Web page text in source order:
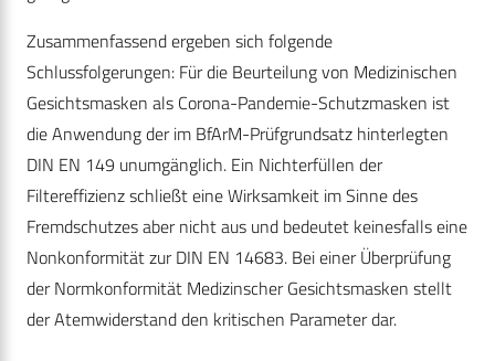
Zusammenfassend ergeben sich folgende
Schlussfolgerungen: Für die Beurteilung von Medizinischen
Gesichtsmasken als Corona-Pandemie-Schutzmasken ist
die Anwendung der im BfArM-Prüfgrundsatz hinterlegten
DIN EN 149 unumgänglich. Ein Nichterfüllen der
Filtereffizienz schließt eine Wirksamkeit im Sinne des
Fremdschutzes aber nicht aus und bedeutet keinesfalls eine
Nonkonformität zur DIN EN 14683. Bei einer Überprüfung
der Normkonformität Medizinscher Gesichtsmasken stellt
der Atemwiderstand den kritischen Parameter dar.